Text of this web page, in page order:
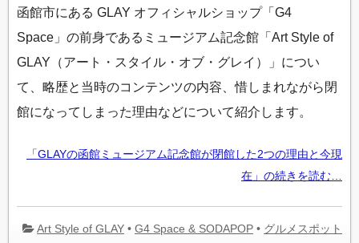
函館市にある GLAY オフィシャルショップ「G4
Space」の前身であるミュージアム記念館「Art Style of
GLAY（アート・スタイル・オブ・グレイ）」につい
て、略歴と当時のコンテンツの内容、惜しまれながら閉
館になってしまった理由などについて紹介します。
「GLAYの函館ミュージアム記念館が閉館した2つの理由と今現
在」の続きを読む…
Art Style of GLAY • G4 Space & SODAPOP • グルメスポット